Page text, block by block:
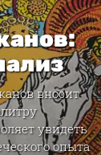
вносит
увидеть
опыта